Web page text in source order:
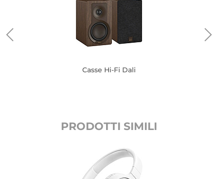
Casse Hi-Fi Dali
PRODOTTI SIMILI